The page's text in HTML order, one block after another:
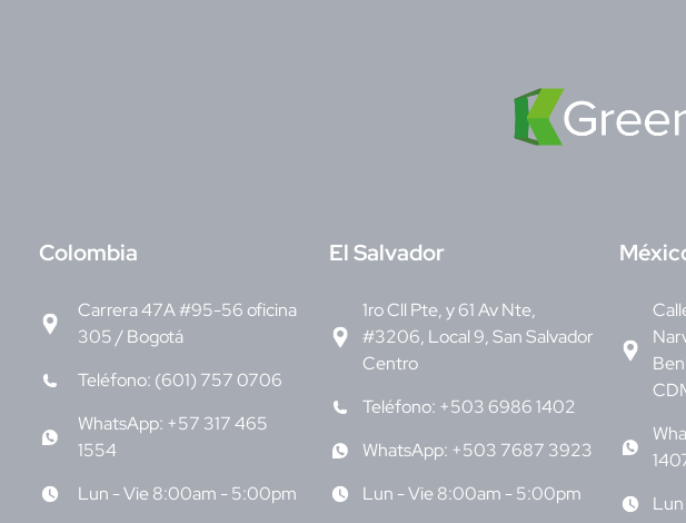
Colombia
Carrera 47A #95-56 oficina
305 / Bogotá
Teléfono: (601) 757 0706
WhatsApp: +57 317 465
1554
Lun - Vie 8:00am - 5:00pm
El Salvador
1ro Cll Pte, y 61 Av Nte,
#3206, Local 9, San Salvador
Centro
Teléfono: +503 6986 1402
WhatsApp: +503 7687 3923
Lun - Vie 8:00am - 5:00pm
M